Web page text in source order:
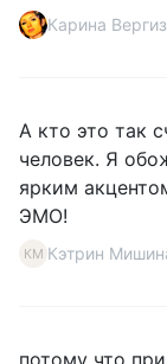
Карина
А кто это так
человек. Я
ярким
ЭМО!
КМ Кэтрин
потому что